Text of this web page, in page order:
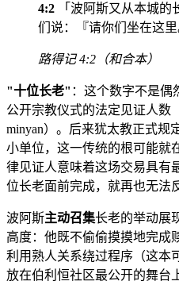
4:2 「波阿斯又从本城的
们说：『请你们坐在这里
路得记 4:2（和合本）
"十位长老" ：这个数字不是
公开宗教仪式的法定见证人数
minyan）。后来犹太教正式
小单位，这一传统的根可能就
律见证人意味着这场交易具有
位长老面前完成，就再也无法
波阿斯主动召集长老的举动展
高度：他既不偷偷摸摸地完成
利用熟人关系绕过程序（这本
放在伯利恒社区最公开的舞台